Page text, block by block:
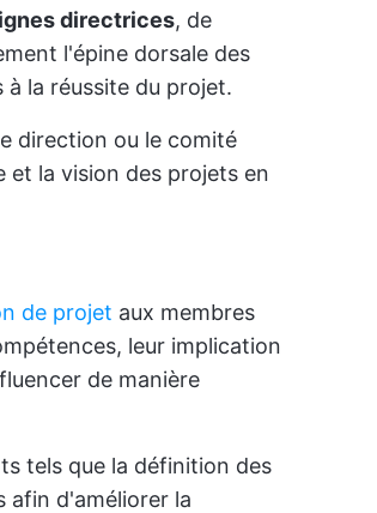
directrices, de
l'épine dorsale des
la réussite du projet.
direction ou le comité
la vision des projets en
de projet aux membres
leur implication
de manière
tels que la définition des
afin d'améliorer la